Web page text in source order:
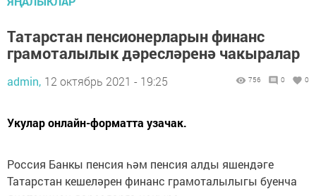
Татарстан пенсионерларын финанс
грамоталылык дәресләренә чакыралар
admin, 12 октябрь 2021 - 19:25 756 0 0
Укулар онлайн-форматта узачак.
Россия Банкы пенсия һәм пенсия алды яшендәге
Татарстан кешеләрен финанс грамоталылыгы буенча